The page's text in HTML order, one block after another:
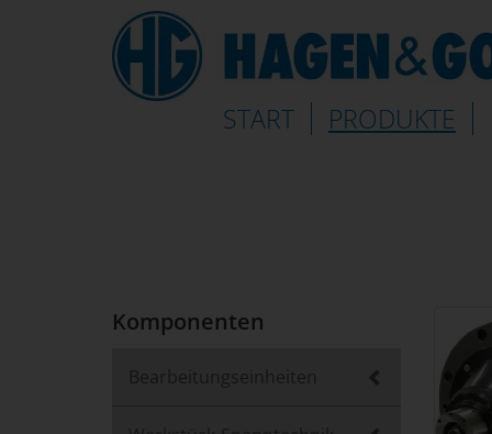
START(AKTUELL)
PRODUKTE
Komponenten